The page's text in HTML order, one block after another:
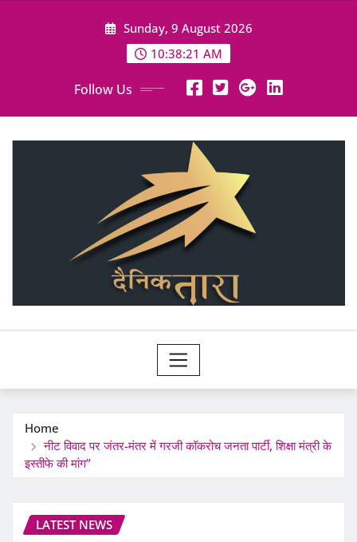
Sunday, 9 August 2026
10:38:22 AM
Follow Us
Home
नीट विवाद पर जंतर-मंतर में गरजी कॉकरोच जनता पार्टी, शिक्षा मंत्री के
इस्तीफे की मांग”
LATEST NEWS